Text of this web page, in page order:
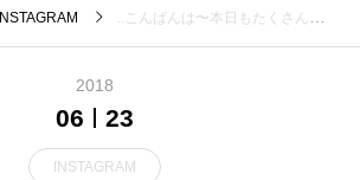
INSTAGRAM ..こんばんは〜本日もたくさんのご来店ありがとうございました！..◇写真＜ ほうじ茶ラテ hot/ice ＞.ほうじ茶の茶葉と黒糖をじっくり煮出した自家製ほうじ茶シロップ◎ほうじ茶の香ばしさと ミルクフォームの優しい甘さのバランスがばっちりです！.リピーターのお客さまもたくさんいらっしゃいます♡.ホットとアイス両方テイクアウトもご用意しております。..数に限りがあるので売り切れになる日もあります…ご了承ください。..明日も朝9時からモーニング営業しております！たくさんのご来店お待ちしております。…#drink #ドリンク#ほうじ茶ラテ #ほうじ茶豆乳ラテ#自家製シロップ#ほうじ茶#takeout #テイクアウト#cafestagram #instafood #cafe #カフェ #カフェ巡り#haus_matsue #hausmatsue #松江カフェ #島根カフェ#松江 #島根 #山陰#KINTO #二重構造グラス
2018
06 23
INSTAGRAM